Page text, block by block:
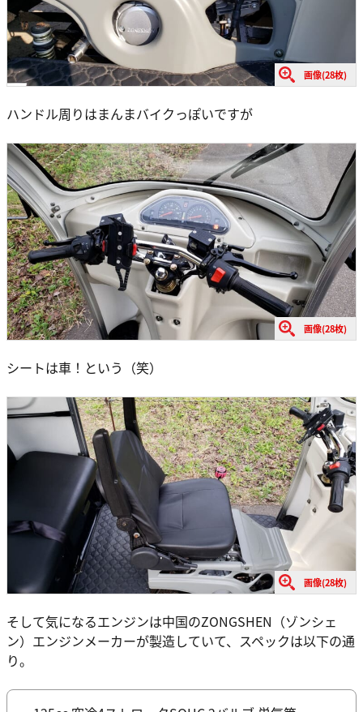
画像(28枚)
ハンドル周りはまんまバイクっぽいですが
画像(28枚)
シートは車！という（笑）
画像(28枚)
そして気になるエンジンは中国のZONGSHEN（ゾンシェ
ン）エンジンメーカーが製造していて、スペックは以下の通
り。